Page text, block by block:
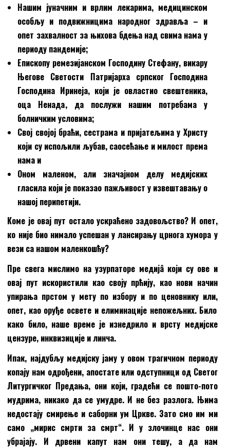
Нашим јуначним и врлим лекарима, медицинском
особљу и подвижницима народног здравља– и
опет захвалност за њихова бдења над свима нама у
периоду пандемије;
Епископу ремезијанском Господину Стефану, викару
Његове Светости Патријарха српског Господина
Господина Иринеја, који је овластио свештеника,
оца Ненада,да послужи нашим потребама у
болничким условима;
Свој својој браћи, сестрама и пријатељима у Христу
који су испољили љубав, саосећање и милост према
нама и
Оном маленом, али значајном делу медијских
гласила који је показао пажљивост у извештавању о
нашој перипетији.
Коме је овај пут остало ускраћено задовољство? И опет,
ко нијебионимало успешан у лансирању црнога хумора у
вези са нашом маленкошћу?
Пре свега мислимо на узурпаторе медијâ који су ове и
овај пут искористили као своју прћију, као нови начин
упирања прстом у мету по избору и по ценовнику или,
опет, као оруђе освете и елиминације непожељних. Било
како било, наше време је изнедрило и врсту медијске
цензуре, инквизиције и линча.
Ипак, најдубљу медијску јаму у овом трагичном периоду
копају нам одрођени, апостате или одступници од Светог
Литургичког Предања, они који,градећи се пошто-пото
мудрима, никако да се умудре. И не без разлога. Њима
недостају смирење и саборни ум Цркве. Зато смо им ми
само „мирис смрти за смрт“. И у злочинце нас они
убрајају. И дрвени капут нам они тешу, а да нам